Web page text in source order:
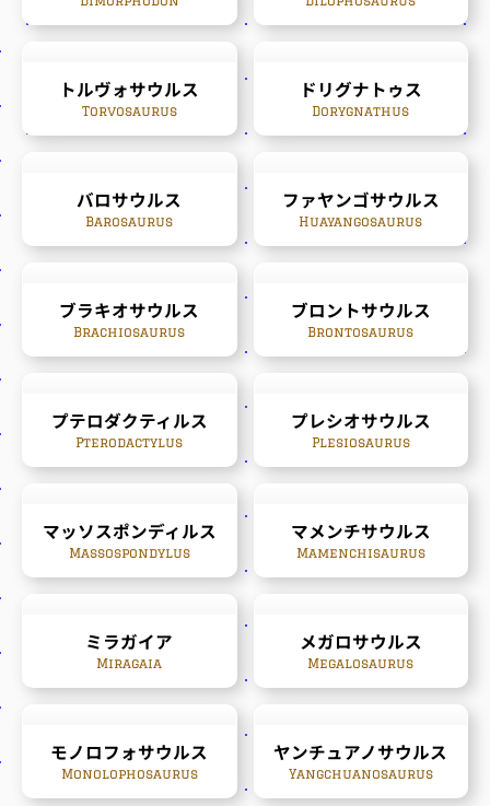
トルヴォサウルス
Torvosaurus
ドリグナトゥス
Dorygnathus
バロサウルス
Barosaurus
ファヤンゴサウルス
Huayangosaurus
ブラキオサウルス
Brachiosaurus
ブロントサウルス
Brontosaurus
プテロダクティルス
Pterodactylus
プレシオサウルス
Plesiosaurus
マッソスポンディルス
Massospondylus
マメンチサウルス
Mamenchisaurus
ミラガイア
Miragaia
メガロサウルス
Megalosaurus
モノロフォサウルス
Monolophosaurus
ヤンチュアノサウルス
Yangchuanosaurus